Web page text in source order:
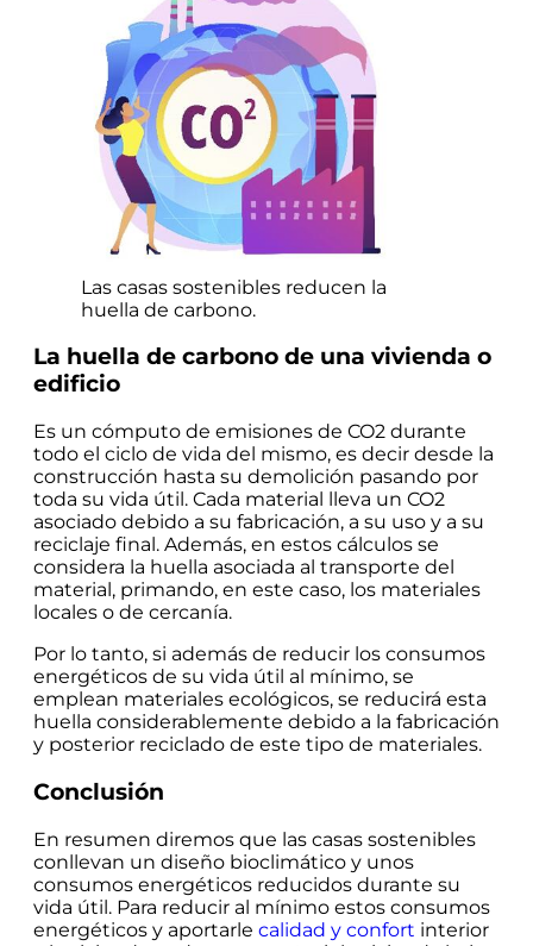
Las casas sostenibles reducen la
huella de carbono.
La huella de carbono de una vivienda o
edificio
Es un cómputo de emisiones de CO2 durante
todo el ciclo de vida del mismo, es decir desde la
construcción hasta su demolición pasando por
toda su vida útil. Cada material lleva un CO2
asociado debido a su fabricación, a su uso y a su
reciclaje final. Además, en estos cálculos se
considera la huella asociada al transporte del
material, primando, en este caso, los materiales
locales o de cercanía.
Por lo tanto, si además de reducir los consumos
energéticos de su vida útil al mínimo, se
emplean materiales ecológicos, se reducirá esta
huella considerablemente debido a la fabricación
y posterior reciclado de este tipo de materiales.
Conclusión
En resumen diremos que las casas sostenibles
conllevan un diseño bioclimático y unos
consumos energéticos reducidos durante su
vida útil. Para reducir al mínimo estos consumos
energéticos y aportarle calidad y confort interior